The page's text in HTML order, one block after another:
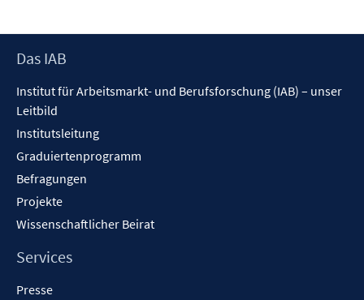
Footer
Das IAB
Institut für Arbeitsmarkt- und Berufsforschung (IAB) – unser
Leitbild
Institutsleitung
Graduiertenprogramm
Befragungen
Projekte
Wissenschaftlicher Beirat
Services
Presse